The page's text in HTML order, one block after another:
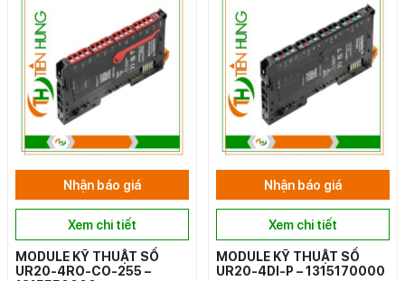
Nhận báo giá
Xem chi tiết
MODULE KỸ THUẬT SỐ
UR20-4RO-CO-255 –
Nhận báo giá
Xem chi tiết
MODULE KỸ THUẬT SỐ
UR20-4DI-P – 1315170000